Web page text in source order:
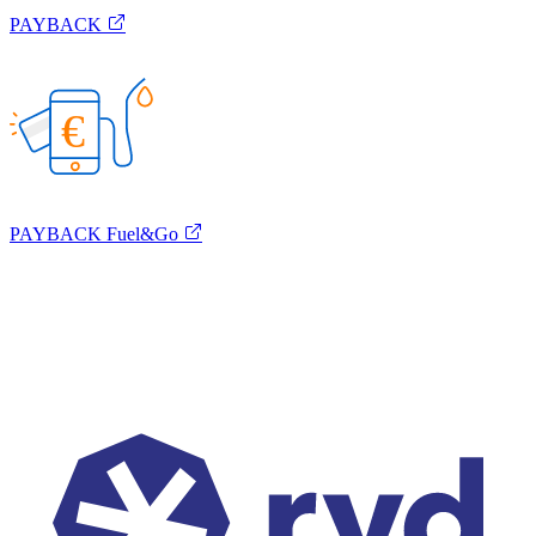
PAYBACK
€
PAYBACK Fuel&Go